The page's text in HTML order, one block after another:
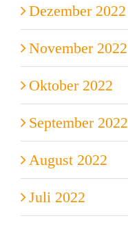
Dezember 2022
November 2022
Oktober 2022
September 2022
August 2022
Juli 2022